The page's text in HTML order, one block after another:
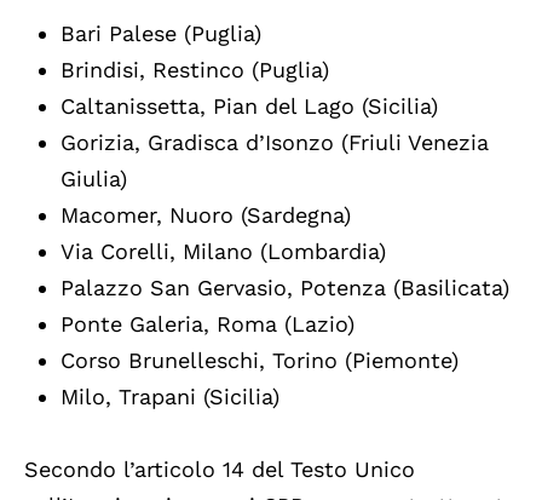
Bari Palese (Puglia)
Brindisi, Restinco (Puglia)
Caltanissetta, Pian del Lago (Sicilia)
Gorizia, Gradisca d’Isonzo (Friuli Venezia
Giulia)
Macomer, Nuoro (Sardegna)
Via Corelli, Milano (Lombardia)
Palazzo San Gervasio, Potenza (Basilicata)
Ponte Galeria, Roma (Lazio)
Corso Brunelleschi, Torino (Piemonte)
Milo, Trapani (Sicilia)
Secondo l’articolo 14 del Testo Unico